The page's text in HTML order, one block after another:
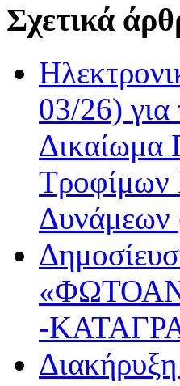
Σχετικά
03/26) για
Δικαίωμα
Τροφίμων
-